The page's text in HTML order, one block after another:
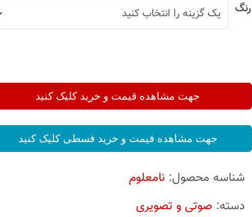
رنگ
جهت مشاهده قیمت و خرید کلیک کنید
جهت مشاهده قیمت و خرید قسطی کلیک کنید
شناسه محصول: نامعلوم
دسته: صوتی و تصویری